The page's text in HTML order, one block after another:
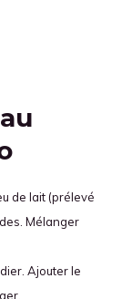
de lait (prélevé
Mélanger
Ajouter le